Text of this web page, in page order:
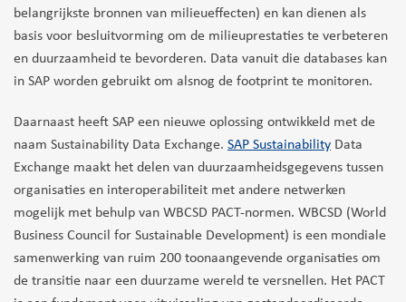
belangrijkste bronnen van milieueffecten) en kan dienen als
basis voor besluitvorming om de milieuprestaties te verbeteren
en duurzaamheid te bevorderen. Data vanuit die databases kan
in SAP worden gebruikt om alsnog de footprint te monitoren.
Daarnaast heeft SAP een nieuwe oplossing ontwikkeld met de
naam Sustainability Data Exchange. SAP Sustainability Data
Exchange maakt het delen van duurzaamheidsgegevens tussen
organisaties en interoperabiliteit met andere netwerken
mogelijk met behulp van WBCSD PACT-normen. WBCSD (World
Business Council for Sustainable Development) is een mondiale
samenwerking van ruim 200 toonaangevende organisaties om
de transitie naar een duurzame wereld te versnellen. Het PACT